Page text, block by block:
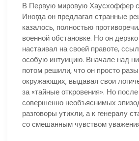
В Первую мировую Хаусхоффер
Иногда он предлагал странные
казалось, полностью
военной обстановке. Но он
настаивал на своей правоте,
особую интуицию. Вначале над
потом решили, что он просто
окружающих, выдавая свои
за «тайные откровения». Но
совершенно необъяснимых
разговоры утихли, а к генералу
со смешанным чувством